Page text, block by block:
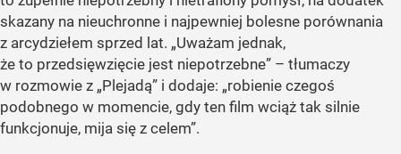
skazany na nieuchronne i najpewniej bolesne porównania
z arcydziełem sprzed lat. „Uważam jednak,
że to przedsięwzięcie jest niepotrzebne” – tłumaczy
w rozmowie z „Plejadą” i dodaje: „robienie czegoś
podobnego w momencie, gdy ten film wciąż tak silnie
funkcjonuje, mija się z celem”.